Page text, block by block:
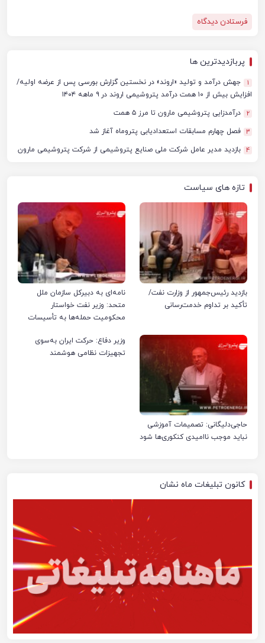
پربازدیدترین ها
1
جهش درآمد و تولید «اروند» در نخستین گزارش بورسی پس از عرضه اولیه/
افزایش بیش از ۱۰ همت درآمد پتروشیمی اروند در ۹ ماهه ۱۴۰۴
2 درآمدزایی پتروشیمی مارون تا مرز ۵ همت
3 فصل چهارم مسابقات استعدادیابی پتروماه آغاز شد
4 بازدید مدیر عامل شرکت ملی صنایع پتروشیمی از شرکت پتروشیمی مارون
تازه های سیاست
بازدید رئیس‌جمهور از وزارت نفت/
تأکید بر تداوم خدمت‌رسانی
نامه‌ای به دبیرکل سازمان ملل
متحد: وزیر نفت خواستار
محکومیت حمله‌ها به تأسیسات
حاجی‌دلیگانی: تصمیمات آموزشی
نباید موجب ناامیدی کنکوری‌ها شود
وزیر دفاع: حرکت ایران به‌سوی
تجهیزات نظامی هوشمند
کانون تبلیغات ماه نشان